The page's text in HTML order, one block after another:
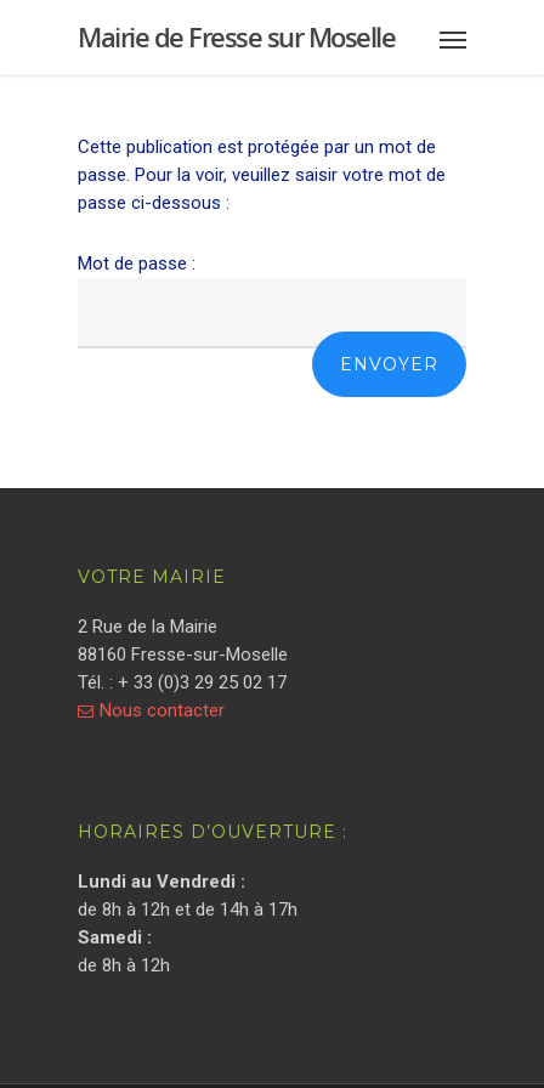
Mairie de Fresse sur Moselle
Cette publication est protégée par un mot de
passe. Pour la voir, veuillez saisir votre mot de
passe ci-dessous :
Mot de passe :
VOTRE MAIRIE
2 Rue de la Mairie
88160 Fresse-sur-Moselle
Tél. : + 33 (0)3 29 25 02 17
Nous contacter
HORAIRES D’OUVERTURE :
Lundi au Vendredi :
de 8h à 12h et de 14h à 17h
Samedi :
de 8h à 12h